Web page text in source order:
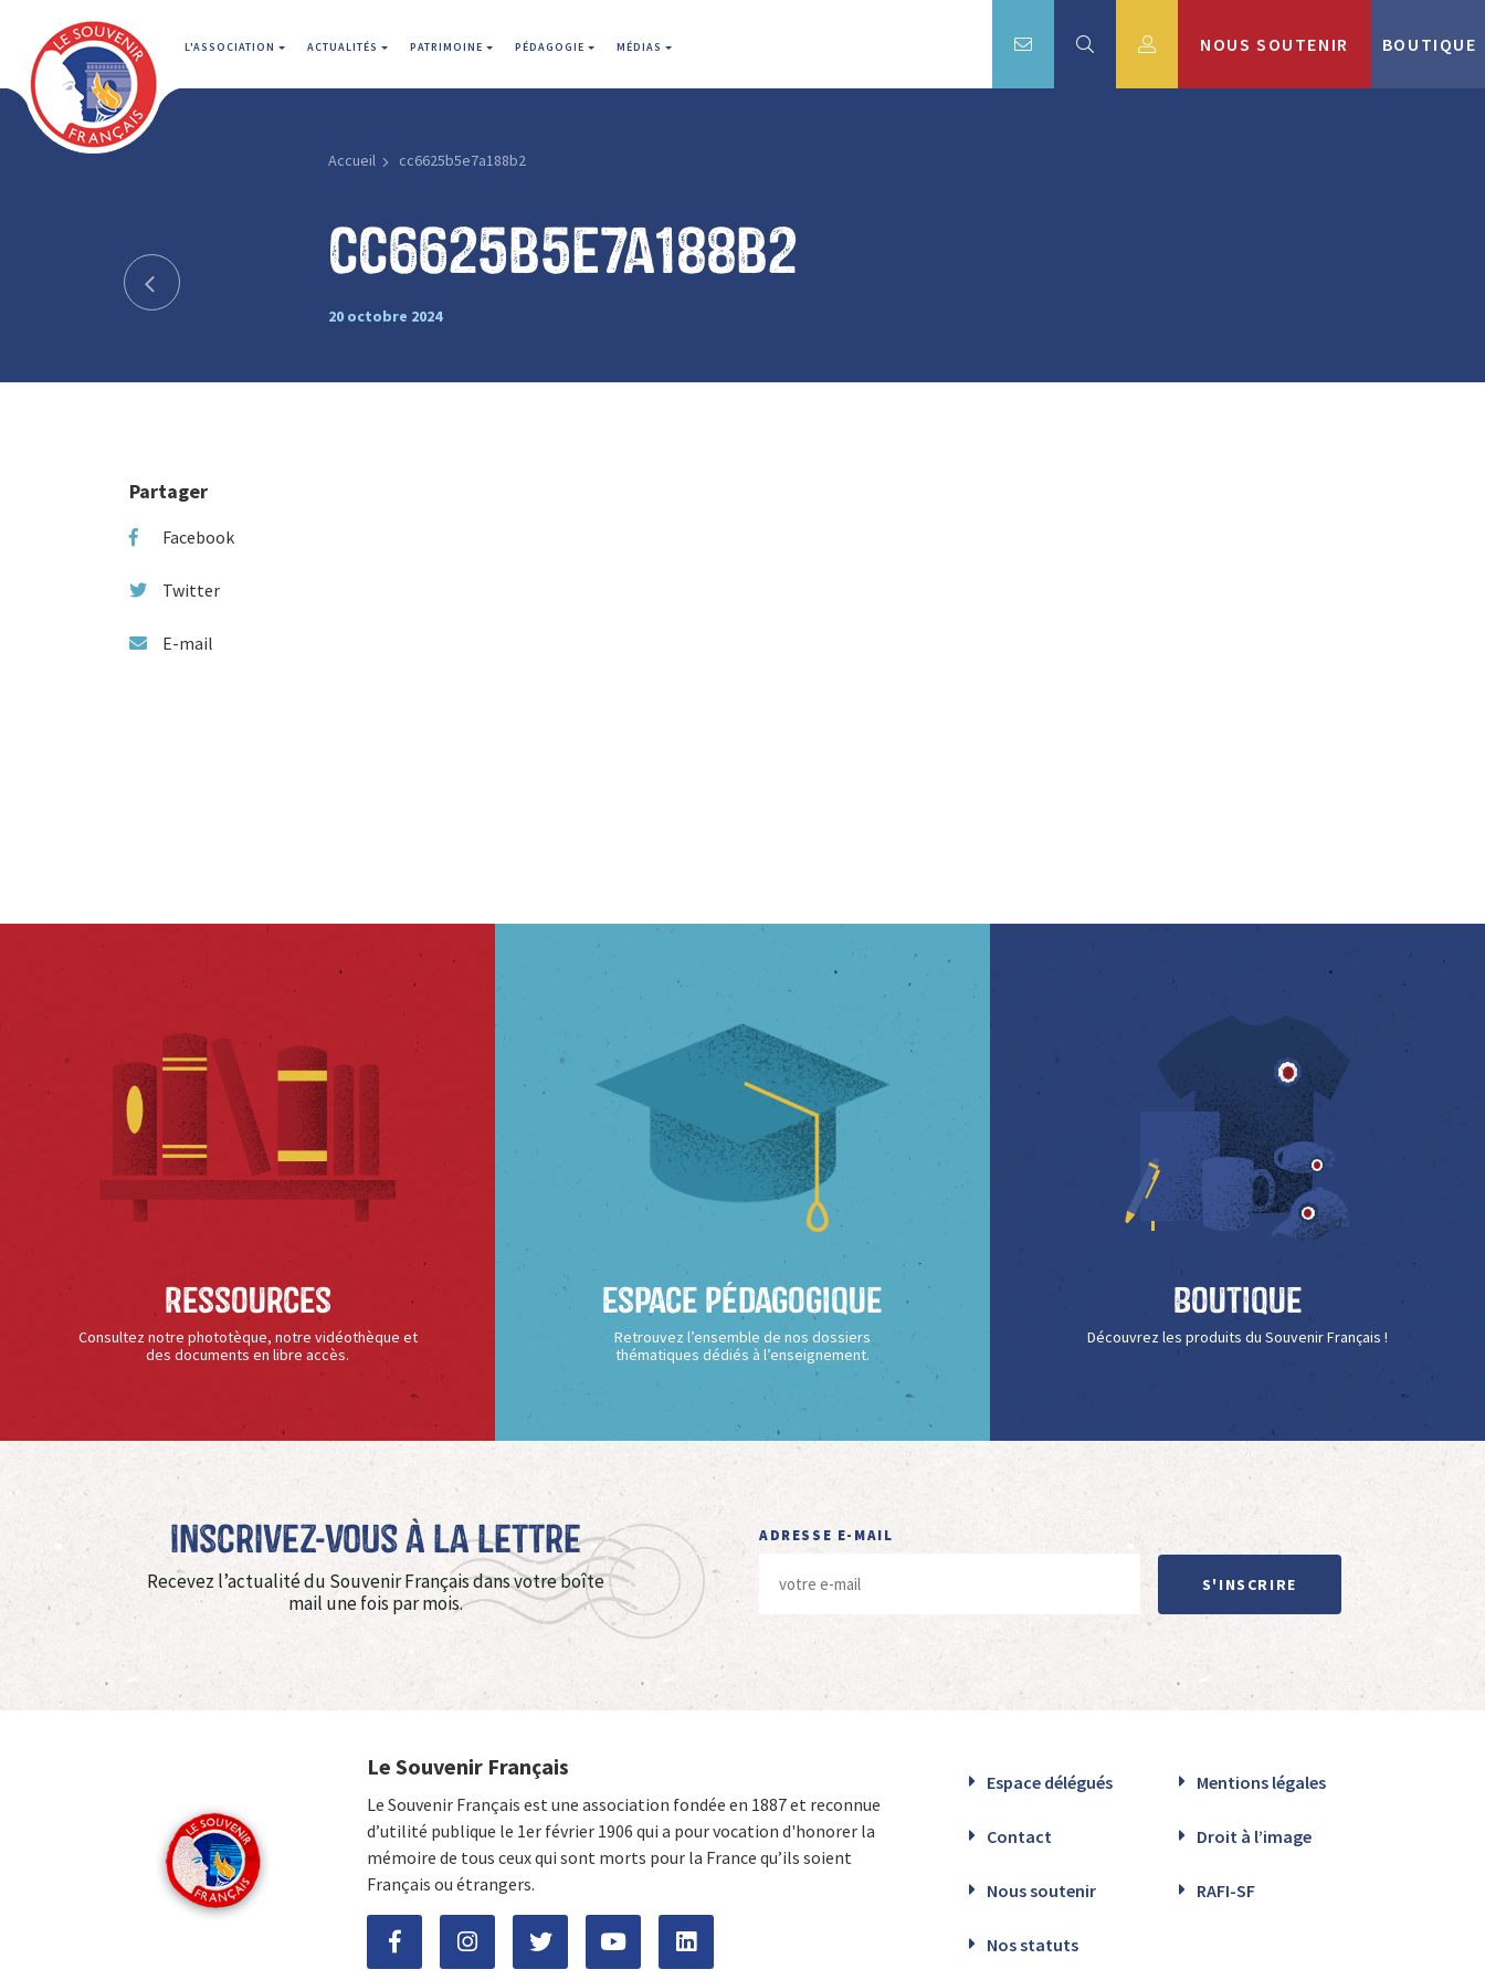
L'ASSOCIATION ACTUALITÉS PATRIMOINE PÉDAGOGIE MÉDIAS NOUS SOUTENIR BOUTIQUE
Accueil cc6625b5e7a188b2
cc6625b5e7a188b2
20 octobre 2024
Partager
Facebook
Twitter
E-mail
Ressources
Consultez notre phototèque, notre vidéothèque et
des documents en libre accès.
Espace Pédagogique
Retrouvez l’ensemble de nos dossiers
thématiques dédiés à l’enseignement.
Boutique
Découvrez les produits du Souvenir Français !
Inscrivez-vous à La Lettre
Recevez l’actualité du Souvenir Français dans votre boîte
mail une fois par mois.
ADRESSE E-MAIL
S'INSCRIRE
Le Souvenir Français
Le Souvenir Français est une association fondée en 1887 et reconnue
d’utilité publique le 1er février 1906 qui a pour vocation d'honorer la
mémoire de tous ceux qui sont morts pour la France qu’ils soient
Français ou étrangers.
Espace délégués Mentions légales
Contact Droit à l’image
Nous soutenir RAFI-SF
Nos statuts